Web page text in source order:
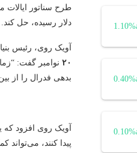
طرح سناتور ایالات
دلار رسیده، حل
آویک روی، رئیس
۲۰ نوامبر گفت:
بدهی فدرال را از
آویک روی افزود که
پیدا کنند، می‌تواند
1.10%
0.40%
0.10%